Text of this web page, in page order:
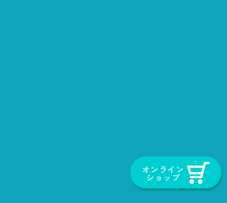
オンライン
ショップ